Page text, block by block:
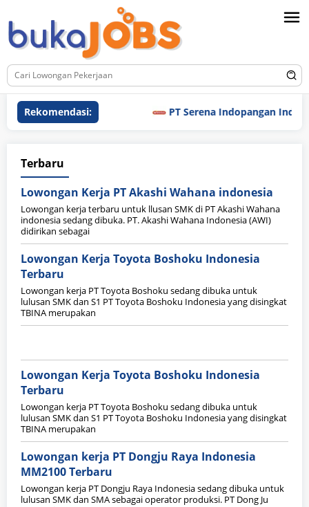
ke
konten
Rekomendasi: PT Serena Indopangan Industri
Bukajobs
Media
Terbaru
Lowongan Kerja PT Akashi Wahana indonesia
Lowongan kerja terbaru untuk llusan SMK di PT Akashi Wahana
indonesia sedang dibuka. PT. Akashi Wahana Indonesia (AWI)
didirikan sebagai
Lowongan Kerja Toyota Boshoku Indonesia
Terbaru
Lowongan kerja PT Toyota Boshoku sedang dibuka untuk
lulusan SMK dan S1 PT Toyota Boshoku Indonesia yang disingkat
TBINA merupakan
Lowongan Kerja Toyota Boshoku Indonesia
Terbaru
Lowongan kerja PT Toyota Boshoku sedang dibuka untuk
lulusan SMK dan S1 PT Toyota Boshoku Indonesia yang disingkat
TBINA merupakan
Lowongan kerja PT Dongju Raya Indonesia
MM2100 Terbaru
Lowongan kerja PT Dongju Raya Indonesia sedang dibuka untuk
lulusan SMK dan SMA sebagai operator produksi. PT Dong Ju